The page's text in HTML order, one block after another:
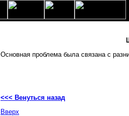
Основная проблема была связана с
<<< Венуться назад
Вверх